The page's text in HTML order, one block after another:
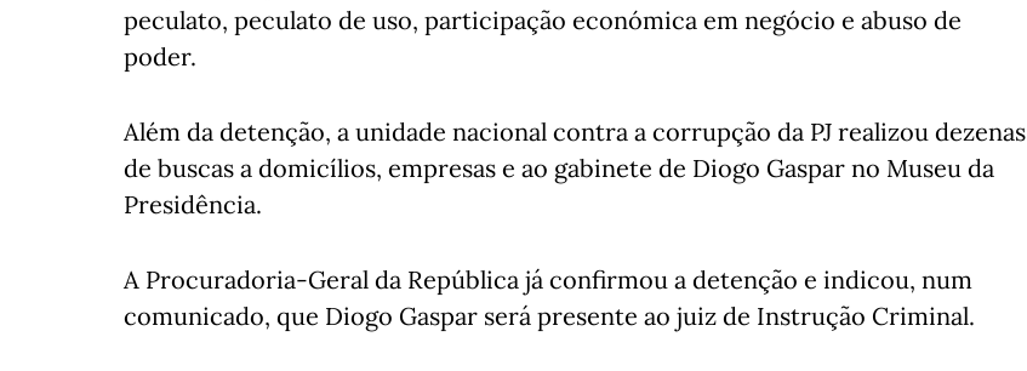
peculato, peculato de uso, participação económica em negócio e abuso de
poder.
Além da detenção, a unidade nacional contra a corrupção da PJ realizou dezenas
de buscas a domicílios, empresas e ao gabinete de Diogo Gaspar no Museu da
Presidência.
A Procuradoria-Geral da República já confirmou a detenção e indicou, num
comunicado, que Diogo Gaspar será presente ao juiz de Instrução Criminal.